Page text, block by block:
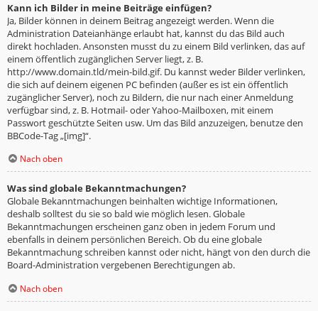
Kann ich Bilder in meine Beiträge einfügen?
Ja, Bilder können in deinem Beitrag angezeigt werden. Wenn die
Administration Dateianhänge erlaubt hat, kannst du das Bild auch
direkt hochladen. Ansonsten musst du zu einem Bild verlinken, das auf
einem öffentlich zugänglichen Server liegt, z. B.
http://www.domain.tld/mein-bild.gif. Du kannst weder Bilder verlinken,
die sich auf deinem eigenen PC befinden (außer es ist ein öffentlich
zugänglicher Server), noch zu Bildern, die nur nach einer Anmeldung
verfügbar sind, z. B. Hotmail- oder Yahoo-Mailboxen, mit einem
Passwort geschützte Seiten usw. Um das Bild anzuzeigen, benutze den
BBCode-Tag „[img]“.
Nach oben
Was sind globale Bekanntmachungen?
Globale Bekanntmachungen beinhalten wichtige Informationen,
deshalb solltest du sie so bald wie möglich lesen. Globale
Bekanntmachungen erscheinen ganz oben in jedem Forum und
ebenfalls in deinem persönlichen Bereich. Ob du eine globale
Bekanntmachung schreiben kannst oder nicht, hängt von den durch die
Board-Administration vergebenen Berechtigungen ab.
Nach oben